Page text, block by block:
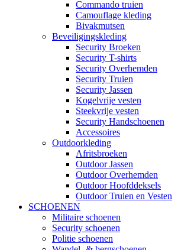
Commando truien
Camouflage kleding
Bivakmutsen
Beveiligingskleding
Security Broeken
Security T-shirts
Security Overhemden
Security Truien
Security Jassen
Kogelvrije vesten
Steekvrije vesten
Security Handschoenen
Accessoires
Outdoorkleding
Afritsbroeken
Outdoor Jassen
Outdoor Overhemden
Outdoor Hoofddeksels
Outdoor Truien en Vesten
SCHOENEN
Militaire schoenen
Security schoenen
Politie schoenen